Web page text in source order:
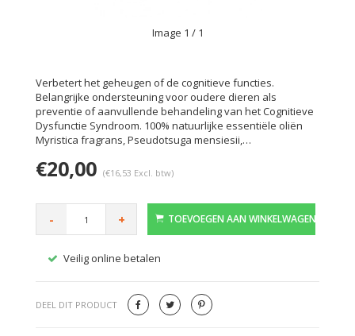
Image 1 / 1
Verbetert het geheugen of de cognitieve functies.
Belangrijke ondersteuning voor oudere dieren als
preventie of aanvullende behandeling van het Cognitieve
Dysfunctie Syndroom. 100% natuurlijke essentiële oliën
Myristica fragrans, Pseudotsuga mensiesii,…
€20,00 (€16,53 Excl. btw)
- + TOEVOEGEN AAN WINKELWAGEN
Veilig online betalen
DEEL DIT PRODUCT